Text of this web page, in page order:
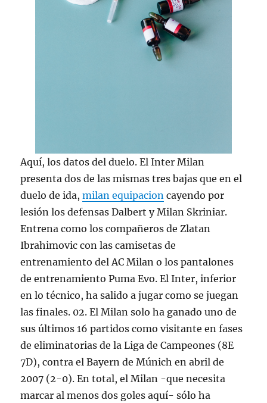
Aquí, los datos del duelo. El Inter Milan
presenta dos de las mismas tres bajas que en el
duelo de ida,milan equipacion cayendo por
lesión los defensas Dalbert y Milan Skriniar.
Entrena como los compañeros de Zlatan
Ibrahimovic con las camisetas de
entrenamiento del AC Milan o los pantalones
de entrenamiento Puma Evo. El Inter, inferior
en lo técnico, ha salido a jugar como se juegan
las finales. 02. El Milan solo ha ganado uno de
sus últimos 16 partidos como visitante en fases
de eliminatorias de la Liga de Campeones (8E
7D), contra el Bayern de Múnich en abril de
2007 (2-0). En total, el Milan -que necesita
marcar al menos dos goles aquí- sólo ha